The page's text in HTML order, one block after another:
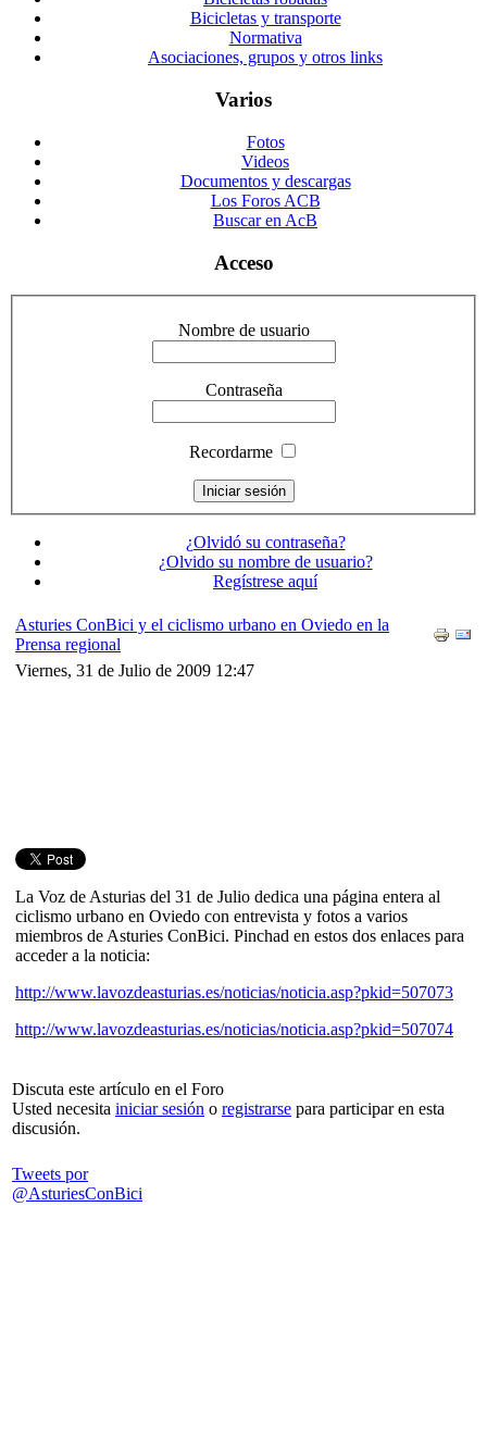
Bicicletas y transporte
Normativa
Asociaciones, grupos y otros links
Varios
Fotos
Videos
Documentos y descargas
Los Foros ACB
Buscar en AcB
Acceso
Nombre de usuario
Contraseña
Recordarme
¿Olvidó su contraseña?
¿Olvido su nombre de usuario?
Regístrese aquí
Asturies ConBici y el ciclismo urbano en Oviedo en la
Prensa regional
Viernes, 31 de Julio de 2009 12:47
La Voz de Asturias del 31 de Julio dedica una página entera al
ciclismo urbano en Oviedo con entrevista y fotos a varios
miembros de Asturies ConBici. Pinchad en estos dos enlaces para
acceder a la noticia:
http://www.lavozdeasturias.es/noticias/noticia.asp?pkid=507073
http://www.lavozdeasturias.es/noticias/noticia.asp?pkid=507074
Discuta este artículo en el Foro
Usted necesita iniciar sesión o registrarse para participar en esta
discusión.
Tweets por
@AsturiesConBici